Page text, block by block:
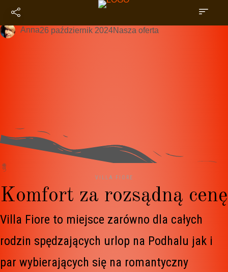
Nasze pokoje
Anna26 październik 2024Nasza oferta
VILLA FIORE
Komfort za rozsądną cenę
Villa Fiore to miejsce zarówno dla całych
rodzin spędzających urlop na Podhalu jak i
par wybierających się na romantyczny